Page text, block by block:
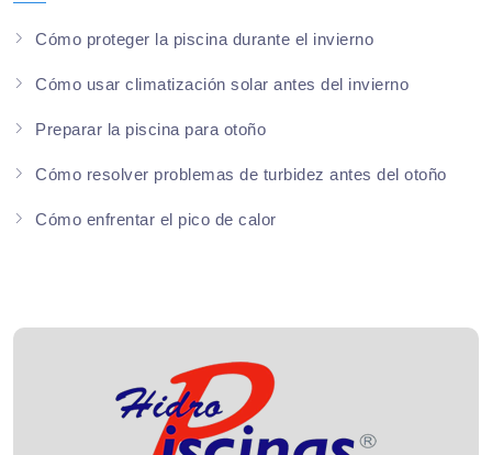
Cómo proteger la piscina durante el invierno
Cómo usar climatización solar antes del invierno
Preparar la piscina para otoño
Cómo resolver problemas de turbidez antes del otoño
Cómo enfrentar el pico de calor